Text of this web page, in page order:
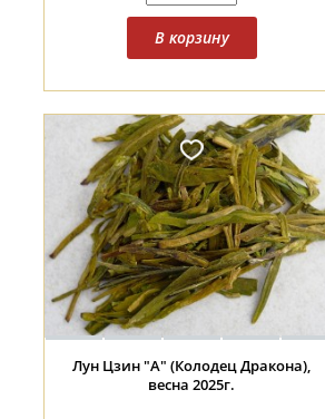
Лун Цзин "А" (Колодец Дракона),
весна 2025г.